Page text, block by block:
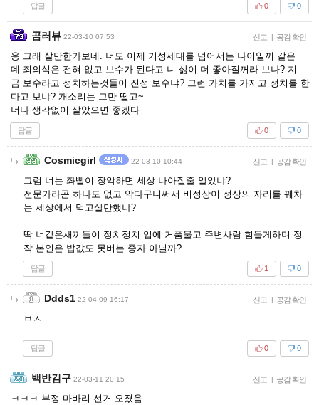
답글 0
0
곰러뷰 22-03-10 07:53 신고 | 공감 확인
응 그래 살만한가보네. 너도 이제 기성세대를 넘어서는 나이일꺼 같은
데 죄의식은 전혀 없고 보수가 된다고 니 삶이 더 좋아질꺼라 보나? 지
금 보수라고 정치하는것들이 진정 보수냐? 그런 가치를 가지고 정치를 한
다고 보냐? 개소리는 그만 떨고~
너나 생각없이 살았으면 좋겠다
답글 0
0
Cosmicgirl 22-03-10 10:44 신고 | 공감 확인
그럼 너는 좌빨이 장악하면 세상 나아질줄 알았냐?
전문가라곤 하나도 없고 악다구니써서 비정상이 정상의 자리를 꿰차
는 세상에서 먹고살만했냐?
딱 너같은새끼들이 정치정치 입에 거품물고 주변사람 힘들게하며 정
작 본인은 밥값도 못버는 종자 아닐까?
답글 0
1
Ddds1 22-04-09 16:17 신고 | 공감 확인
ㅂㅅ
답글 0
0
백반김구 22-03-11 20:15 신고 | 공감 확인
ㅋㅋㅋ 부정 마바리 선거 오졌음..